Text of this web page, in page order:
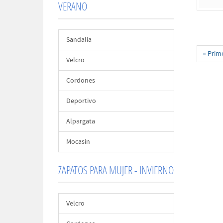
VERANO
Sandalia
Velcro
Cordones
Deportivo
Alpargata
Mocasin
ZAPATOS PARA MUJER - INVIERNO
Velcro
«